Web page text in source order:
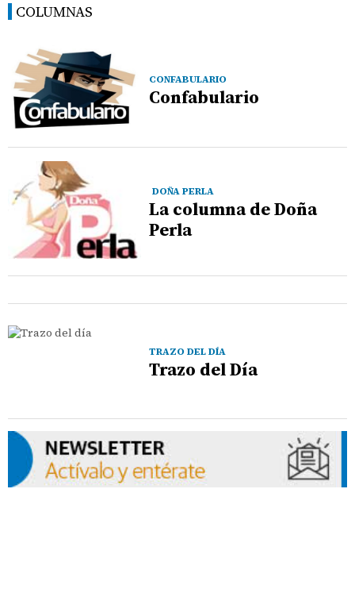
COLUMNAS
CONFABULARIO
Confabulario
DOÑA PERLA
La columna de Doña
Perla
TRAZO DEL DÍA
Trazo del Día